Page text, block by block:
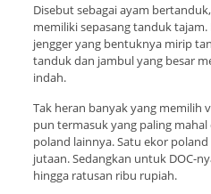
Disebut sebagai ayam
memiliki sepasang tanduk
jengger yang bentuknya mirip
tanduk dan jambul yang besar
indah.
Tak heran banyak yang memilih
pun termasuk yang paling
poland lainnya. Satu ekor
jutaan. Sedangkan untuk DOC-
hingga ratusan ribu rupiah.